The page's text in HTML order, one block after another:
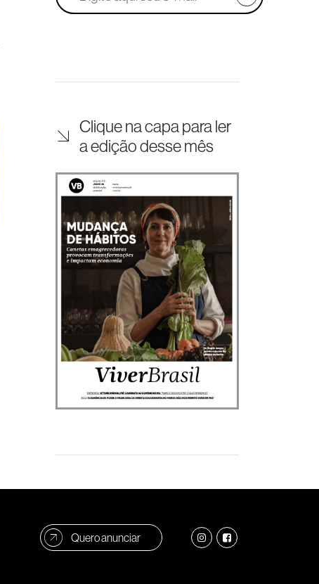
Clique na capa para ler
a edição desse mês
Quero anunciar